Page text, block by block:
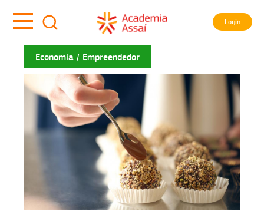
Login
Economia Empreendedor